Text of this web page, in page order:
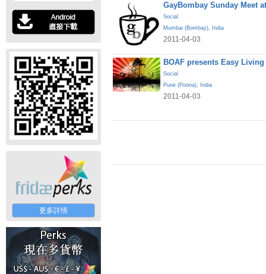
更多詳情
GayBombay Sunday Meet
Social
Mumbai (Bombay), India
2011-04-03
BOAF presents Easy
Social
Pune (Poona), India
2011-04-03